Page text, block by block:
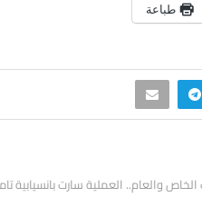
طباعة
والعام.. العملية سارت بانسيابية